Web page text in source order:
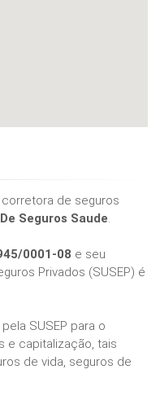
corretora de seguros
Seguros Saude.
0001-08 e seu
Privados (SUSEP) é
SUSEP para o
e capitalização, tais
de vida, seguros de